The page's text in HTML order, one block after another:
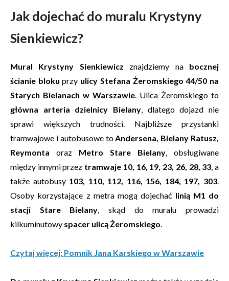
Jak dojechać do muralu Krystyny
Sienkiewicz?
Mural Krystyny Sienkiewicz znajdziemy na bocznej
ścianie bloku przy ulicy Stefana Żeromskiego 44/50 na
Starych Bielanach w Warszawie. Ulica Żeromskiego to
główna arteria dzielnicy Bielany, dlatego dojazd nie
sprawi większych trudności. Najbliższe przystanki
tramwajowe i autobusowe toAndersena, Bielany Ratusz,
Reymonta oraz Metro Stare Bielany, obsługiwane
między innymi przez tramwaje 10, 16, 19, 23, 26, 28, 33, a
także autobusy 103, 110, 112, 116, 156, 184, 197, 303.
Osoby korzystające z metra mogą dojechać linią M1 do
stacji Stare Bielany, skąd do muralu prowadzi
kilkuminutowy spacer ulicą Żeromskiego.
Czytaj więcej: Pomnik Jana Karskiego w Warszawie